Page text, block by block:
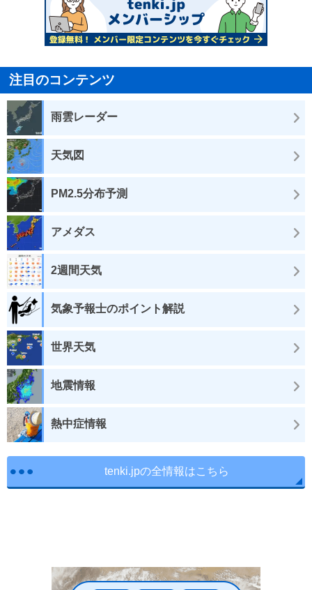
注目のコンテンツ
雨雲レーダー
天気図
PM2.5分布予測
アメダス
2週間天気
気象予報士のポイント解説
世界天気
地震情報
熱中症情報
tenki.jpの全情報はこちら